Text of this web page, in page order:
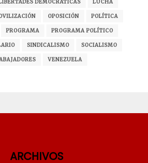
DEMOCRÁTICAS LUCHA
OPOSICIÓN POLÍTICA
PROGRAMA PROGRAMA POLÍTICO
SINDICALISMO SOCIALISMO
VENEZUELA
ARCHIVOS